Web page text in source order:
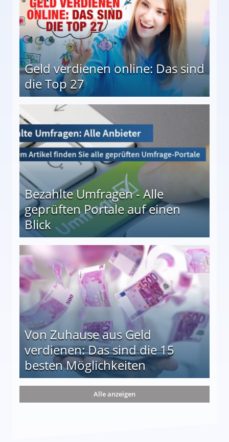
Geld verdienen online: Das sind
die Top 27
Bezahlte Umfragen - Alle
geprüften Portale auf einen
Blick
auf einen Blick
Von Zuhause aus Geld
verdienen: Das sind die 15
besten Möglichkeiten
die 15 besten Möglichkeiten
Alle anzeigen